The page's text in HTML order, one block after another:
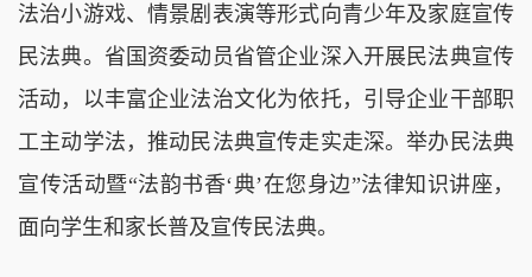
法治小游戏、情景剧表演等形式向青少年及家庭宣传
民法典。省国资委动员省管企业深入开展民法典宣传
活动，以丰富企业法治文化为依托，引导企业干部职
工主动学法，推动民法典宣传走实走深。举办民法典
宣传活动暨“法韵书香‘典’在您身边”法律知识讲座，
面向学生和家长普及宣传民法典。